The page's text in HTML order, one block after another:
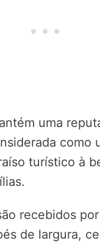
uma
como
turístico à
recebidos
de largura,